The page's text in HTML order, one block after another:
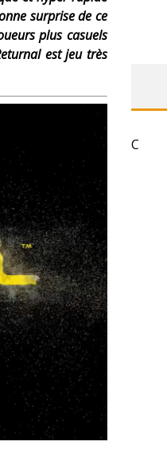
surprise de ce
plus casuels
est jeu très
C